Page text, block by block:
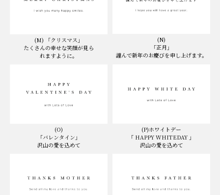
(M) 「クリスマス」
たくさんの幸せな笑顔が見ら
れますように。
(N)
「正月」
謹んで新年のお慶びを申し上げます。
(O)
「バレンタイン」
沢山の愛を込めて
(P)ホワイトデー
「 HAPPY WHITEDAY 」
沢山の愛を込めて